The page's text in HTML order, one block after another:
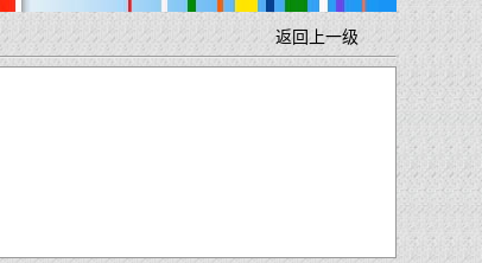
返回上一级